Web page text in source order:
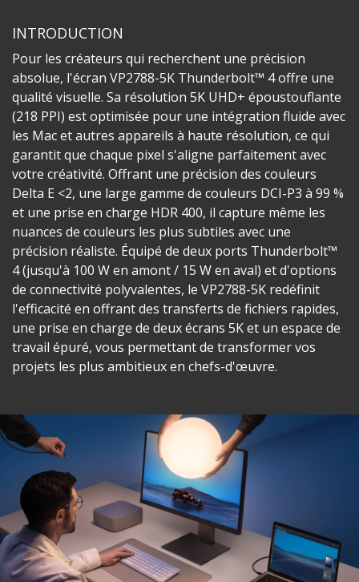
INTRODUCTION
Pour les créateurs qui recherchent une précision
absolue, l'écran VP2788-5K Thunderbolt™ 4 offre une
qualité visuelle. Sa résolution 5K UHD+ époustouflante
(218 PPI) est optimisée pour une intégration fluide avec
les Mac et autres appareils à haute résolution, ce qui
garantit que chaque pixel s'aligne parfaitement avec
votre créativité. Offrant une précision des couleurs
Delta E <2, une large gamme de couleurs DCI-P3 à 99 %
et une prise en charge HDR 400, il capture même les
nuances de couleurs les plus subtiles avec une
précision réaliste. Équipé de deux ports Thunderbolt™
4 (jusqu'à 100 W en amont / 15 W en aval) et d'options
de connectivité polyvalentes, le VP2788-5K redéfinit
l'efficacité en offrant des transferts de fichiers rapides,
une prise en charge de deux écrans 5K et un espace de
travail épuré, vous permettant de transformer vos
projets les plus ambitieux en chefs-d'œuvre.